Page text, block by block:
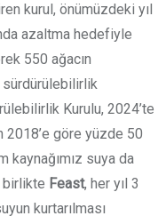
kurul, önümüzdeki yıl
azaltma hedefiyle
550 ağacın
sürdürülebilirlik
Kurulu, 2024’te
2018’e göre yüzde 50
kaynağımız suya da
birlikte Feast, her yıl 3
kurtarılması